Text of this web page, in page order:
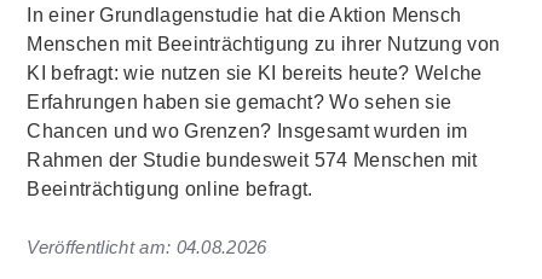
In einer Grundlagenstudie hat die Aktion Mensch
Menschen mit Beeinträchtigung zu ihrer Nutzung von
KI befragt: wie nutzen sie KI bereits heute? Welche
Erfahrungen haben sie gemacht? Wo sehen sie
Chancen und wo Grenzen? Insgesamt wurden im
Rahmen der Studie bundesweit 574 Menschen mit
Beeinträchtigung online befragt.
Veröffentlicht am: 04.08.2026